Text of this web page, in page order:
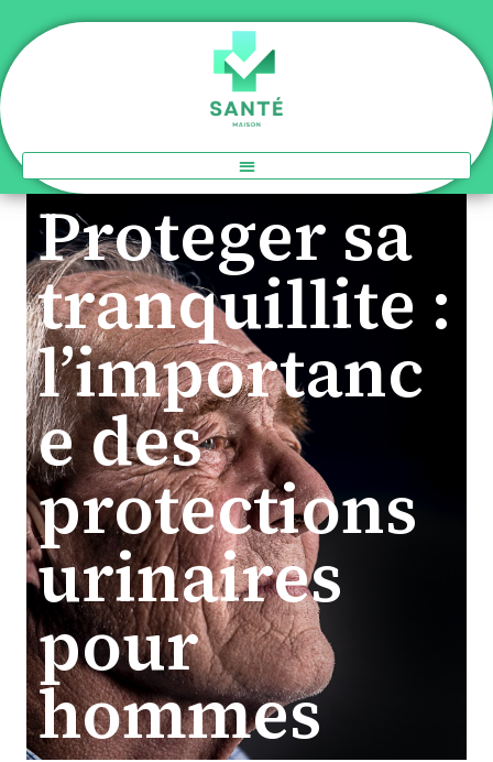
Proteger sa
tranquillite :
l’importanc
e des
protections
urinaires
pour
hommes